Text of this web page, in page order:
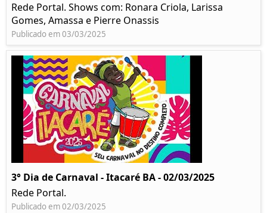
Rede Portal. Shows com: Ronara Criola, Larissa
Gomes, Amassa e Pierre Onassis
Publicado em 03/03/2025
3° Dia de Carnaval - Itacaré BA - 02/03/2025
Rede Portal.
Publicado em 02/03/2025